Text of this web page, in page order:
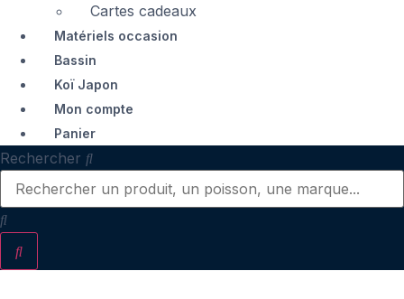
Cartes cadeaux
Matériels occasion
Bassin
Koï Japon
Mon compte
Panier
Rechercher